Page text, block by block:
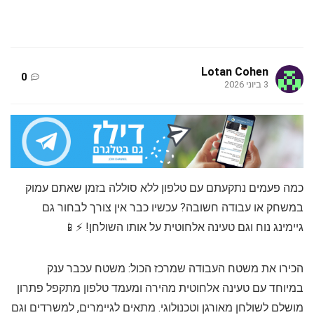
Lotan Cohen
3 ביוני 2026
0
כמה פעמים נתקעתם עם טלפון ללא סוללה בזמן שאתם עמוק
במשחק או עבודה חשובה? עכשיו כבר אין צורך לבחור גם
גיימינג נוח וגם טעינה אלחוטית על אותו השולחן! ⚡️📱
הכירו את משטח העבודה שמרכז הכול: משטח עכבר ענק
במיוחד עם טעינה אלחוטית מהירה ומעמד טלפון מתקפל פתרון
מושלם לשולחן מאורגן וטכנולוגי. מתאים לגיימרים, למשרדים וגם